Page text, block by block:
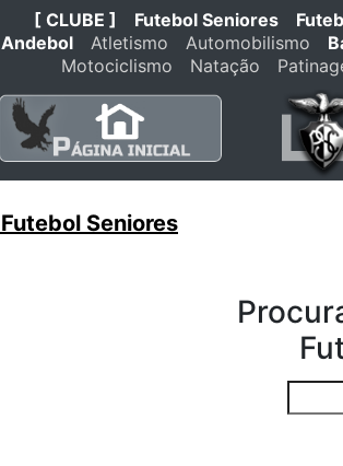
[ CLUBE ] Futebol Seniores
Andebol
Atletismo Automobilismo
Motociclismo
Natação
Futebol Seniores